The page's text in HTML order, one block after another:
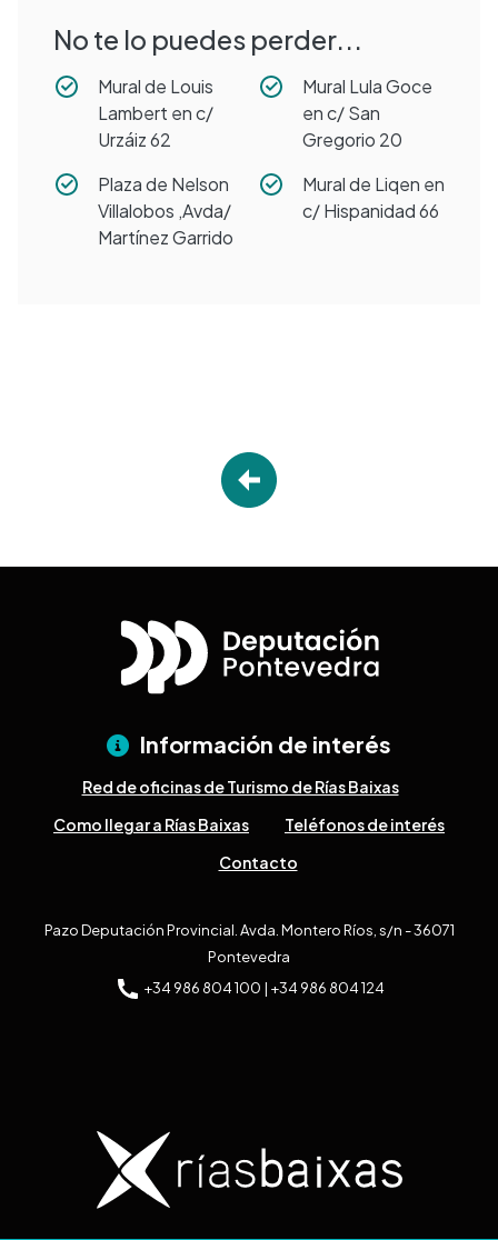
No te lo puedes perder...
Mural de Louis
Lambert en c/
Urzáiz 62
Mural Lula Goce
en c/ San
Gregorio 20
Plaza de Nelson
Villalobos ,Avda/
Martínez Garrido
Mural de Liqen en
c/ Hispanidad 66
Información de interés
Red de oficinas de Turismo de Rías Baixas
Como llegar a Rías Baixas
Teléfonos de interés
Contacto
Pazo Deputación Provincial. Avda. Montero Ríos, s/n - 36071
Pontevedra
+34 986 804 100 | +34 986 804 124